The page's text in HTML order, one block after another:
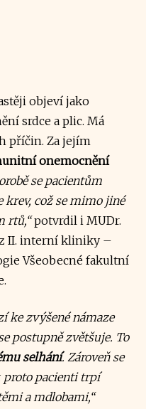
objeví jako
srdce a plic. Má
příčin. Za jejím
onemocnění
se pacientům
krev, což se mimo jiné
rtů,“potvrdil i MUDr.
z II. interní kliniky –
Všeobecné fakultní
ke zvýšené námaze
postupně zvětšuje. To
selhání. Zároveň se
proto pacienti trpí
a mdlobami,“